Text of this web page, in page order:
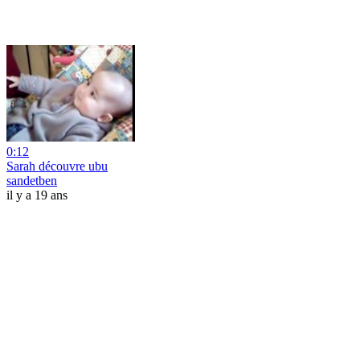
0:12
Sarah découvre ubu
sandetben
il y a 19 ans